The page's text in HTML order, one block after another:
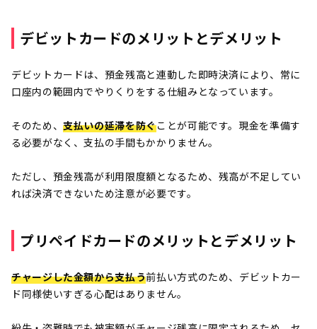
デビットカードのメリットとデメリット
デビットカードは、預金残高と連動した即時決済により、常に
口座内の範囲内でやりくりをする仕組みとなっています。
そのため、支払いの延滞を防ぐことが可能です。現金を準備す
る必要がなく、支払の手間もかかりません。
ただし、預金残高が利用限度額となるため、残高が不足してい
れば決済できないため注意が必要です。
プリペイドカードのメリットとデメリット
チャージした金額から支払う前払い方式のため、デビットカー
ド同様使いすぎる心配はありません。